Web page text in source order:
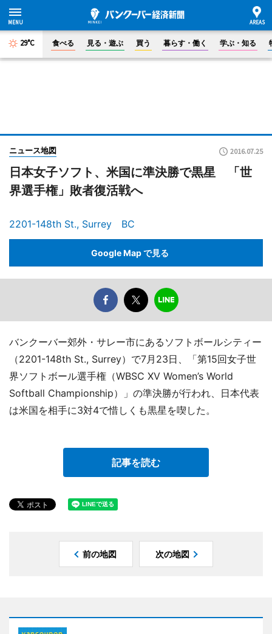
29°C 食べる 見る・遊ぶ 買う 暮らす・働く 学ぶ・知る
ニュース地図 2016.07.25
日本女子ソフト、米国に準決勝で黒星 「世
界選手権」敗者復活戦へ
2201-148th St., Surrey BC
Google Map で見る
バンクーバー郊外・サレー市にあるソフトボールシティー
（2201-148th St., Surrey）で7月23日、「第15回女子世
界ソフトボール選手権（WBSC XV Women’s World
Softball Championship）」の準決勝が行われ、日本代表
は米国を相手に3対4で惜しくも黒星を喫した。
記事を読む
前の地図 次の地図